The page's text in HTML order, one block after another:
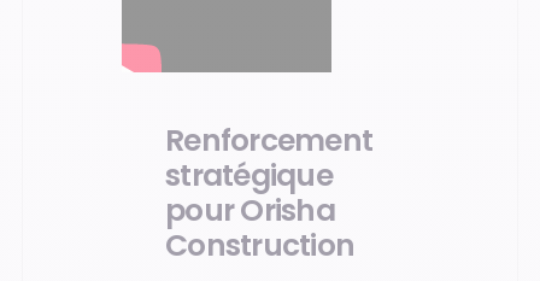
Renforcement
stratégique
pour Orisha
Construction